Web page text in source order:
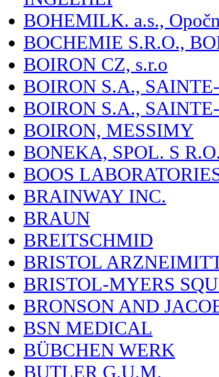
BOHEMILK. a.s.,
BOCHEMIE S.R.O.,
BOIRON CZ, s.r.o
BOIRON S.A.,
BOIRON S.A.,
BOIRON, MESSIMY
BONEKA, SPOL. S
BOOS
BRAINWAY INC.
BRAUN
BREITSCHMID
BRISTOL
BRISTOL-MYERS
BRONSON AND
BSN MEDICAL
BÜBCHEN WERK
BUTLER G.U.M.